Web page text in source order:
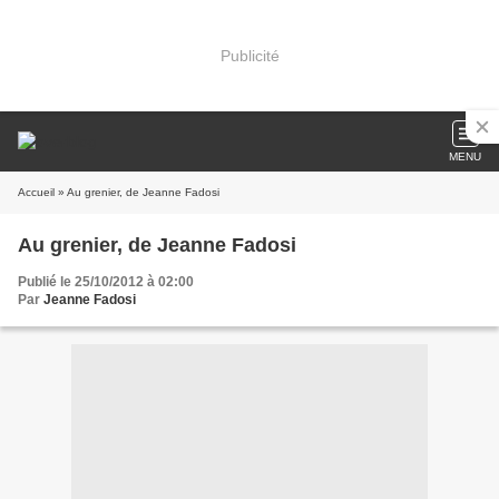
Publicité
MENU
Accueil » Au grenier, de Jeanne Fadosi
Au grenier, de Jeanne Fadosi
Publié le 25/10/2012 à 02:00
Par Jeanne Fadosi